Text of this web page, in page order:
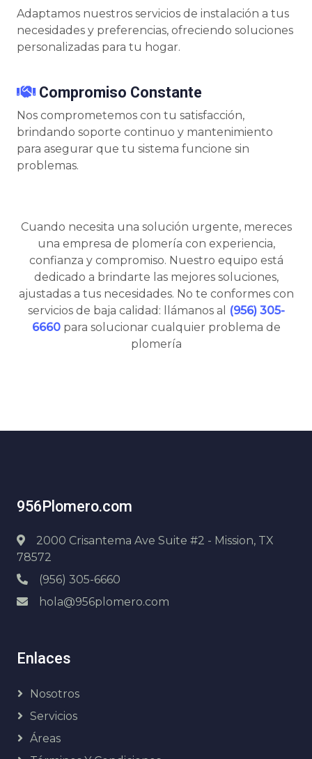
Adaptamos nuestros servicios de instalación a tus
necesidades y preferencias, ofreciendo soluciones
personalizadas para tu hogar.
Compromiso Constante
Nos comprometemos con tu satisfacción,
brindando soporte continuo y mantenimiento
para asegurar que tu sistema funcione sin
problemas.
Cuando necesita una solución urgente, mereces
una empresa de plomería con experiencia,
confianza y compromiso. Nuestro equipo está
dedicado a brindarte las mejores soluciones,
ajustadas a tus necesidades. No te conformes con
servicios de baja calidad: llámanos al
(956) 305-
6660para solucionar cualquier problema de
plomería
956Plomero.com
2000 Crisantema Ave Suite #2 - Mission, TX
78572
(956) 305-6660
hola@956plomero.com
Enlaces
Nosotros
Servicios
Áreas